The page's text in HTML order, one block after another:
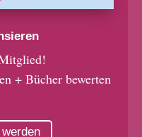
+ Bücher bewerten